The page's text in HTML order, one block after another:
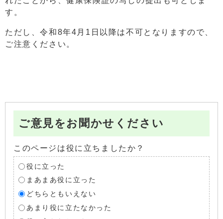
す。
ただし、令和8年4月1日以降は不可となりますので、
ご注意ください。
ご意見をお聞かせください
このページは役に立ちましたか？
役に立った
まあまあ役に立った
どちらともいえない
あまり役に立たなかった